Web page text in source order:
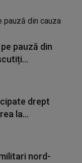
pauză din
drept
la...
nord-